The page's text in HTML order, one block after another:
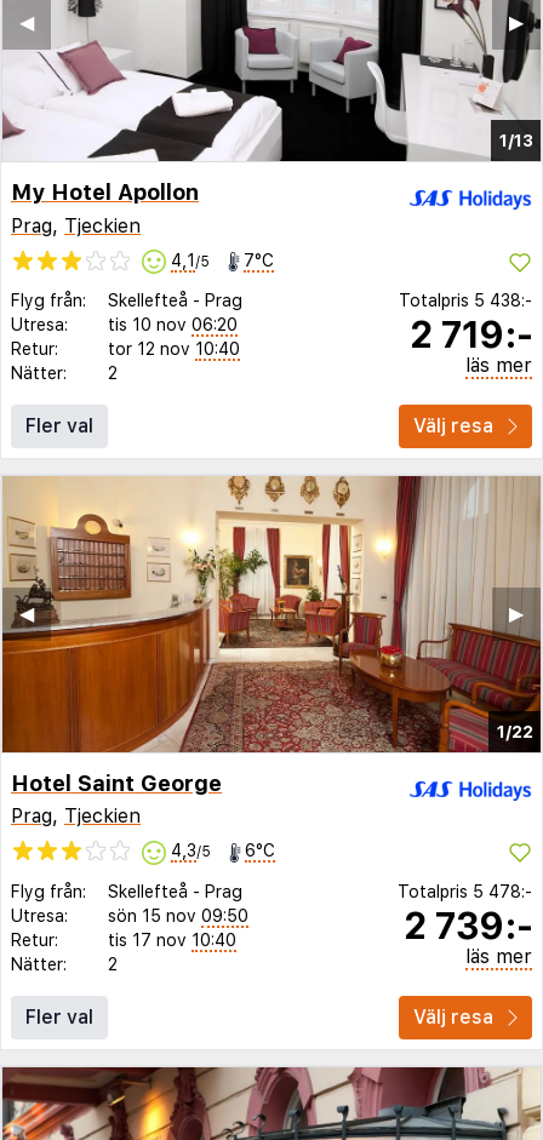
1/13
▶︎
◀︎
My Hotel Apollon
Prag, Tjeckien
4,1 /5 7°C
Flyg från: Skellefteå - Prag
Utresa:
tis 10 nov 06:20
Retur:
tor 12 nov 10:40
Nätter:
2
Totalpris 5 438:-
2 719:-
läs mer
Fler val Välj resa
1/22
▶︎
◀︎
Hotel Saint George
Prag, Tjeckien
4,3/5 6°C
Flyg från: Skellefteå - Prag
Utresa:
sön 15 nov 09:50
Retur:
tis 17 nov 10:40
Nätter:
2
Totalpris 5 478:-
2 739:-
läs mer
Fler val Välj resa